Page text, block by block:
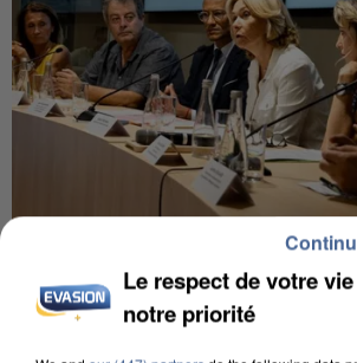
INCENDIES : L’ÎLE-DE-FRANCE
DE SOLIDARITÉ AVEC LES...
Le respect de votre
notre priorité